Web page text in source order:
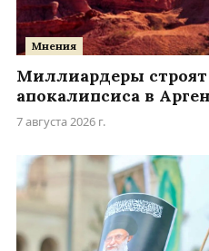
Мнения
Миллиардеры
апокалипсиса в
7 августа 2026 г.